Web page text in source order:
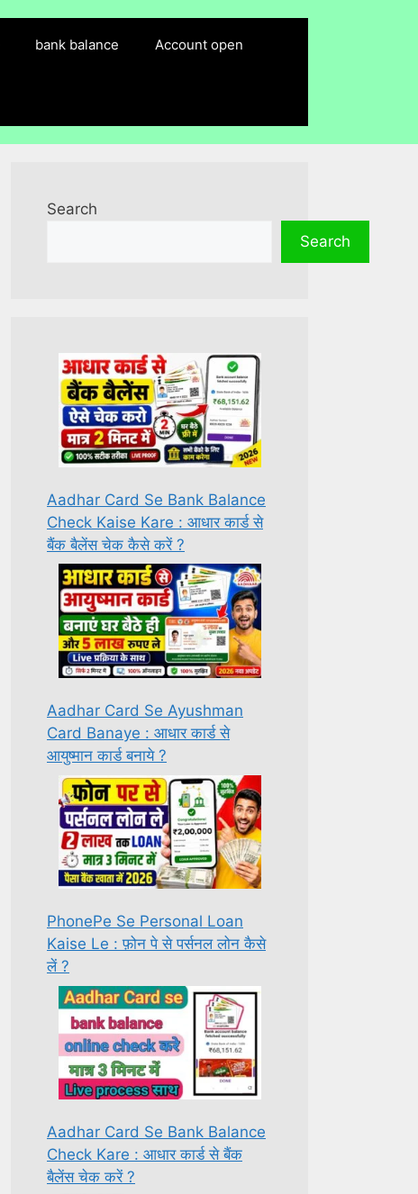
bank balance Account open
Search
Search
Aadhar Card Se Bank Balance
Check Kaise Kare : आधार कार्ड से
बैंक बैलेंस चेक कैसे करें ?
Aadhar Card Se Ayushman
Card Banaye : आधार कार्ड से
आयुष्मान कार्ड बनाये ?
PhonePe Se Personal Loan
Kaise Le : फ़ोन पे से पर्सनल लोन कैसे
लें ?
Aadhar Card Se Bank Balance
Check Kare : आधार कार्ड से बैंक
बैलेंस चेक करें ?